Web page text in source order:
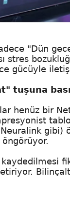
"Dün
stres
gücüyle
tuşuna
henüz bir
gibi)
kaydedilmesi